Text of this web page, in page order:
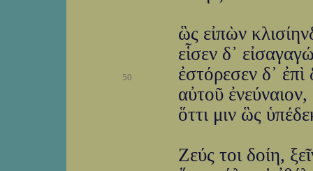
ὣς εἰπὼν
εἷσεν δ᾽
50
ἐστόρεσεν δ᾽
αὐτοῦ
ὅττι μιν ὣς
Ζεύς τοι δοίη,